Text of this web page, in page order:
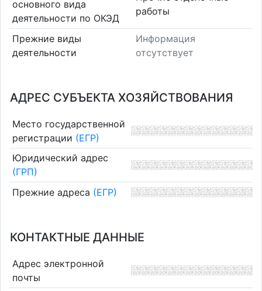
основного вида
деятельности по ОКЭД
работы
Прежние виды
деятельности
Информация
отсутствует
АДРЕС СУБЪЕКТА ХОЗЯЙСТВОВАНИЯ
Место государственной
регистрации (ЕГР)
Юридический адрес
(ГРП)
Прежние адреса (ЕГР)
КОНТАКТНЫЕ ДАННЫЕ
Адрес электронной
почты